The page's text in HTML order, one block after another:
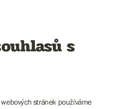
s
stránek používáme